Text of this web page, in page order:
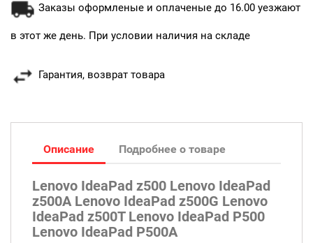
Заказы оформленые и оплаченые до 16.00 уезжают
в этот же день. При условии наличия на складе
Гарантия, возврат товара
Описание Подробнее о товаре
Lenovo IdeaPad z500 Lenovo IdeaPad
z500A Lenovo IdeaPad z500G Lenovo
IdeaPad z500T Lenovo IdeaPad P500
Lenovo IdeaPad P500A